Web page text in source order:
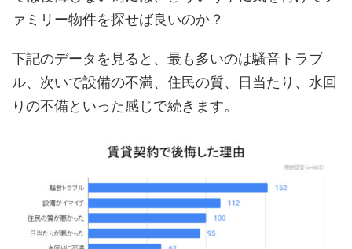
ァミリー物件を探せば良いのか？
下記のデータを見ると、最も多いのは騒音トラブ
ル、次いで設備の不満、住民の質、日当たり、水回
りの不備といった感じで続きます。